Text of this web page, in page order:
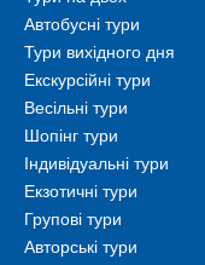
Автобусні тури
Тури вихідного дня
Екскурсійні тури
Весільні тури
Шопінг тури
Індивідуальні тури
Екзотичні тури
Групові тури
Авторські тури